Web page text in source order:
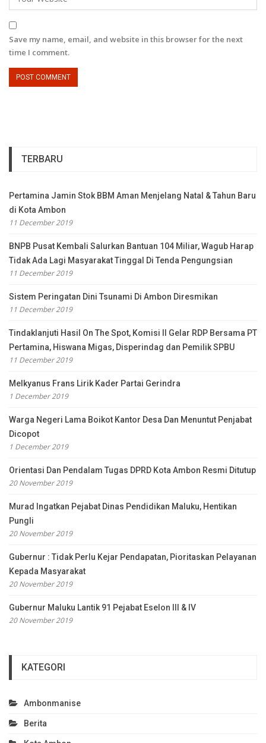
Save my name, email, and website in this browser for the next
time I comment.
TERBARU
Pertamina Jamin Stok BBM Aman Menjelang Natal & Tahun Baru
di Kota Ambon
11 December 2019
BNPB Pusat Kembali Salurkan Bantuan 104 Miliar, Wagub Harap
Tidak Ada Lagi Masyarakat Tinggal Di Tenda Pengungsian
11 December 2019
Sistem Peringatan Dini Tsunami Di Ambon Diresmikan
11 December 2019
Tindaklanjuti Hasil On The Spot, Komisi II Gelar RDP Bersama PT
Pertamina, Hiswana Migas, Disperindag dan Pemilik SPBU
11 December 2019
Melkyanus Frans Lirik Kader Partai Gerindra
1 December 2019
Warga Negeri Lama Boikot Kantor Desa Dan Menuntut Penjabat
Dicopot
1 December 2019
Orientasi Dan Pendalam Tugas DPRD Kota Ambon Resmi Ditutup
20 November 2019
Murad Ingatkan Pejabat Dinas Pendidikan Maluku, Hentikan
Pungli
20 November 2019
Gubernur : Tidak Perlu Kejar Pendapatan, Pioritaskan Pelayanan
Kepada Masyarakat
20 November 2019
Gubernur Maluku Lantik 91 Pejabat Eselon III & IV
20 November 2019
KATEGORI
Ambonmanise
Berita